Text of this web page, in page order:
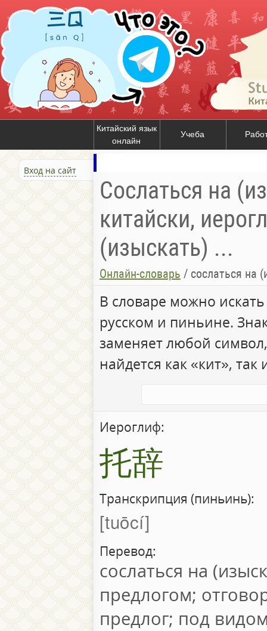
Китайский язык
онлайн
Учеба
Вход на сайт
Сослаться на
китайски,
(изыскать) ...
Онлайн-словарь / сослаться на (изыскать)
В словаре можно
русском и пиньине.
заменяет любой
найдется как «кит», так
Иероглиф:
托辞
Транскрипция (пиньинь):
tuōcí
Перевод:
сослаться на
предлогом;
предлог; под